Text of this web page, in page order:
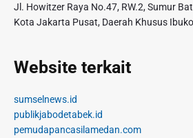
Jl. Howitzer Raya No.47, RW.2, Sumur
Kota Jakarta Pusat, Daerah Khusus
Website terkait
sumselnews.id
publikjabodetabek.id
pemudapancasilamedan.com